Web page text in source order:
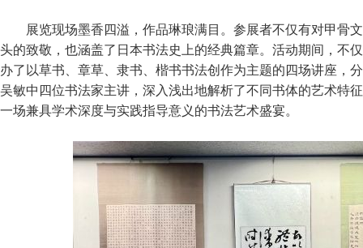
展览现场墨香四溢，作品琳琅满目。参展者不仅有对甲骨
头的致敬，也涵盖了日本书法史上的经典篇章。活动期间，不
办了以草书、章草、隶书、楷书书法创作为主题的四场讲座，
吴敏中四位书法家主讲，深入浅出地解析了不同书体的艺术特
一场兼具学术深度与实践指导意义的书法艺术盛宴。